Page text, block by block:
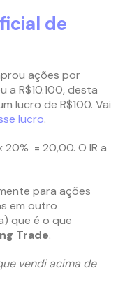
de
ações por
a R$10.100, desta
lucro de R$100. Vai
lucro.
= 20,00. O IR a
para ações
em outro
que é o que
Trade.
vendi acima de